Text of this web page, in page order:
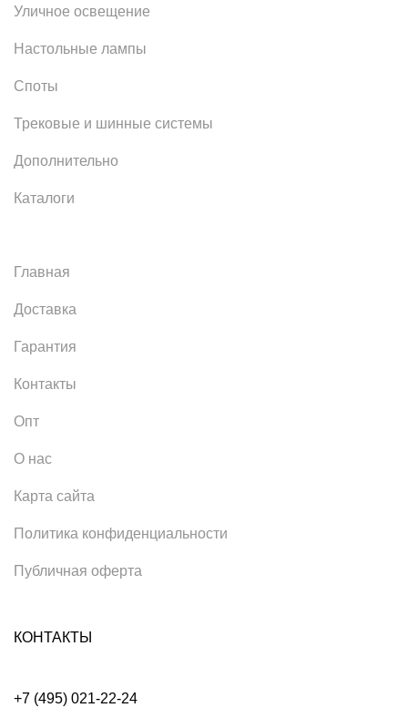
Уличное освещение
Настольные лампы
Споты
Трековые и шинные системы
Дополнительно
Каталоги
Главная
Доставка
Гарантия
Контакты
Опт
О нас
Карта сайта
Политика конфиденциальности
Публичная оферта
КОНТАКТЫ
+7 (495) 021-22-24